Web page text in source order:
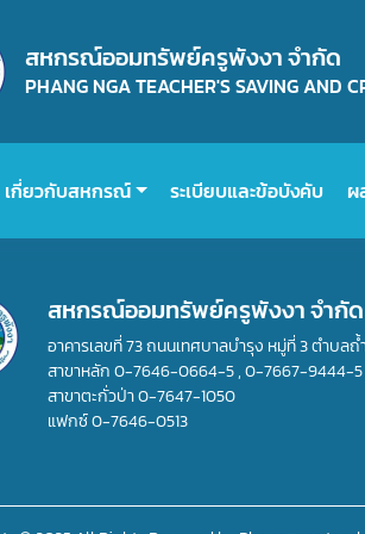
สหกรณ์ออมทรัพย์ครูพังงา จำกัด
PHANG NGA TEACHER'S SAVING AND
เกี่ยวกับสหกรณ์ ระเบียบและข้อบังคับ ผ
สหกรณ์ออมทรัพย์ครูพังงา จำกัด
อาคารเลขที่ 73 ถนนเทศบาลบำรุง หมู่ที่ 3 ตำบล
สาขาหลัก0-7646-0664-5,0-7667-9444-5
สาขาตะกั่วป่า0-7647-1050
แฟกซ์0-7646-0513